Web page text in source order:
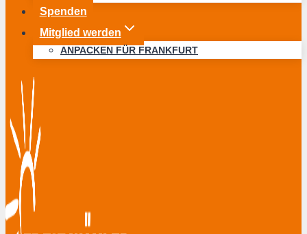
Spenden
Mitglied werden
ANPACKEN FÜR FRANKFURT